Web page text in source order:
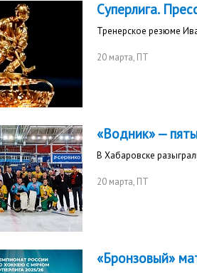
Суперлига.
Тренерское резюме
20 марта, ПТ
«Водник» —
В Хабаровске
20 марта, ПТ
«Бронзовый»